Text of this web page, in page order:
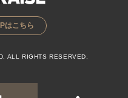
はこちら
ALL RIGHTS RESERVED.